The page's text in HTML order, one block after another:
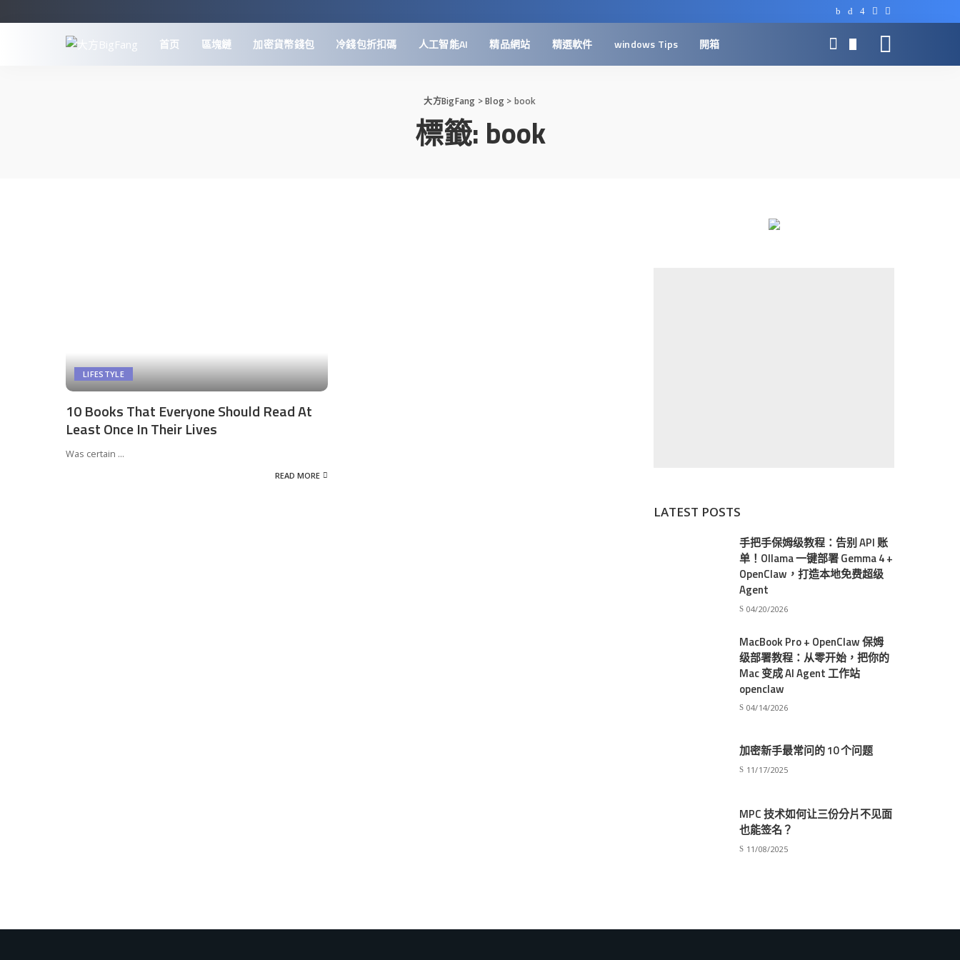
首页 區塊鏈 加密貨幣錢包 冷錢包折扣碼 人工智能AI 精品網站 精選軟件 windows Tips 開箱
大方BigFang >Blog > book
標籤: book
LIFESTYLE
10 Books That Everyone Should Read At
Least Once In Their Lives
Was certain ...
READ MORE
LATEST POSTS
手把手保姆级教程：告别 API 账
单！Ollama 一键部署 Gemma 4 +
OpenClaw，打造本地免费超级
Agent
04/20/2026
MacBook Pro + OpenClaw 保姆
级部署教程：从零开始，把你的
Mac 变成 AI Agent 工作站
openclaw
04/14/2026
加密新手最常问的 10 个问题
11/17/2025
MPC 技术如何让三份分片不见面
也能签名？
11/08/2025